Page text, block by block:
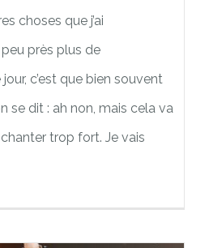
choses que j’ai
peu près plus de
c’est que bien souvent
se dit : ah non, mais cela va
trop fort. Je vais